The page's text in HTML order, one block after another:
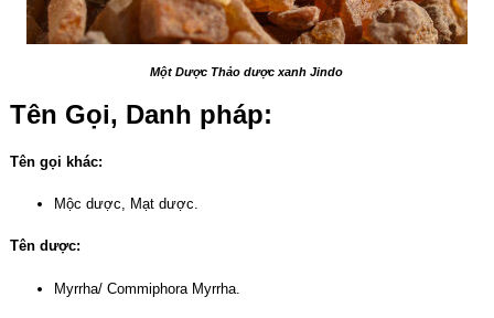
Một Dược Thảo dược xanh Jindo
Tên Gọi, Danh pháp:
Tên gọi khác:
Mộc dược, Mạt dược.
Tên dược:
Myrrha/ Commiphora Myrrha.